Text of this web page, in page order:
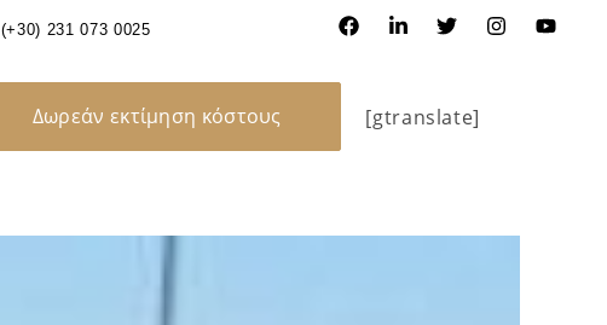
(+30) 231 073 0025
Δωρεάν εκτίμηση κόστους [gtranslate]